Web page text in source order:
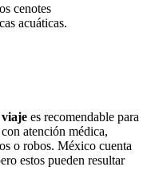
cenotes
acuáticas.
es recomendable para
atención médica,
o robos. México cuenta
estos pueden resultar